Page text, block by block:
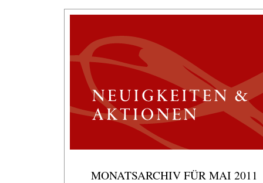
MONATSARCHIV FÜR MAI 2011